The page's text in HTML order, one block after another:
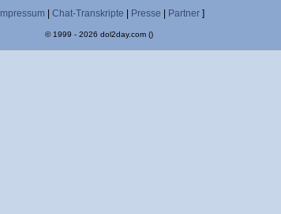
Impressum Chat-Transkripte Presse Partner ]
© 1999 - 2026 dol2day.com ()